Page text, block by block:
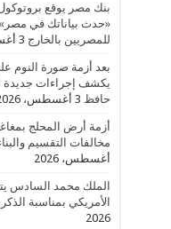
بنك مصر يوقع
«حدث بياناتك في
للمصريين بالخارج 3 أغسطس، 2026
بعد أزمة صورة النوم
يكشف إجراءات جديدة
حافظ 3 أغسطس، 2026
أزمة أرض المحلج
مخالفات التقسيم
أغسطس، 2026
الملك محمد السادس
الأمريكي بمناسبة الذكرى 27 لعيد
2026